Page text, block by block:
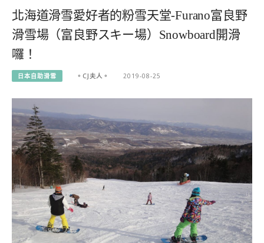
北海道滑雪愛好者的粉雪天堂-Furano富良野
滑雪場（富良野スキー場）Snowboard開滑
囉！
日本自助滑雪 。CJ夫人。 2019-08-25